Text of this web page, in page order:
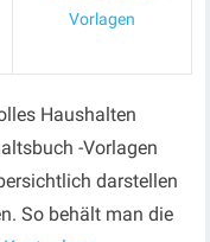
Vorlagen
Haushalten
-Vorlagen
darstellen
So behält man die